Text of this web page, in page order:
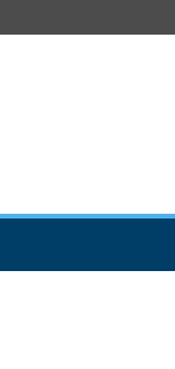
v